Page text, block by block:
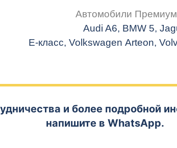
Автомобили Премиум
Audi A6, BMW 5,
E-класс, Volkswagen Arteon,
и более подробной
напишите в WhatsApp.